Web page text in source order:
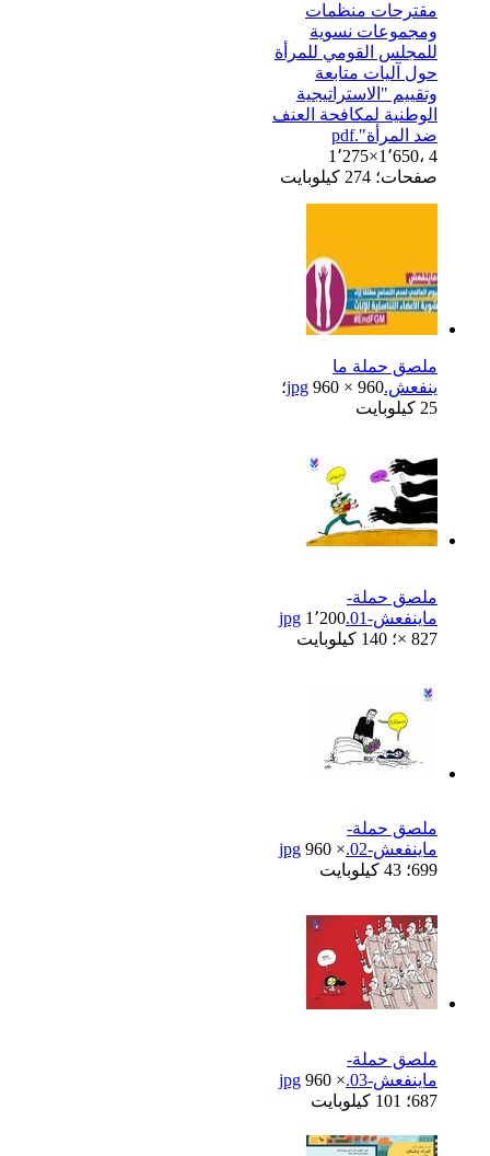
مقترحات منظمات
ومجموعات نسوية
للمجلس القومي للمرأة
حول آليات متابعة
وتقييم "الاستراتيجية
الوطنية لمكافحة العنف
ضد المرأة".pdf
1٬275×1٬650، 4
صفحات؛ 274 كيلوبايت
ملصق حملة ما
ينفعش.jpg
960 × 960؛
25 كيلوبايت
ملصق حملة-
ماينفعش-01.jpg
1٬200
× 827؛ 140 كيلوبايت
ملصق حملة-
ماينفعش-02.jpg
960 ×
699؛ 43 كيلوبايت
ملصق حملة-
ماينفعش-03.jpg
960 ×
687؛ 101 كيلوبايت